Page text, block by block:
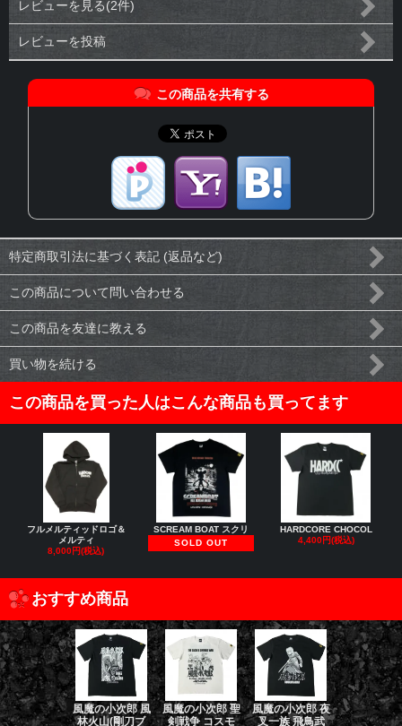
レビューを見る(2件)
レビューを投稿
この商品を共有する
特定商取引法に基づく表記 (返品など)
この商品について問い合わせる
この商品を友達に教える
買い物を続ける
この商品を買った人はこんな商品も買ってます
フルメルティッドロゴ＆
メルティ
8,000円(税込)
SCREAM BOAT スクリ
SOLD OUT
HARDCORE CHOCOL
4,400円(税込)
おすすめ商品
風魔の小次郎 風
林火山(剛刀ブ
風魔の小次郎 聖
剣戦争 コスモ
風魔の小次郎 夜
叉一族 飛鳥武
風魔の小次
魔一族 竜